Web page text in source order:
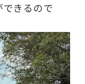
きるので